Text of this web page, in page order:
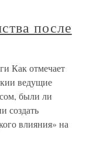
после
Как отмечает
ведущие
были ли
создать
влияния» на